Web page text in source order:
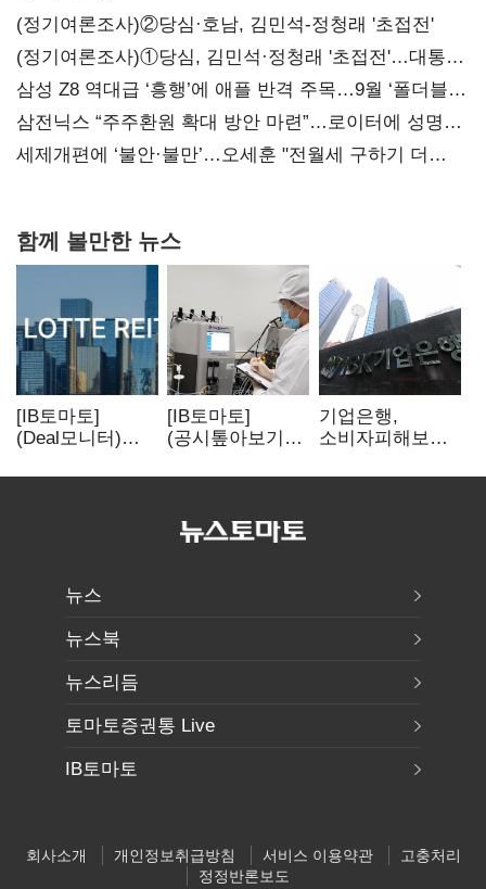
(정기여론조사)②당심·호남, 김민석-정청래 '초접전'
(정기여론조사)①당심, 김민석·정청래 '초접전'…대통령
지지도 '50% 아래로'(종합)
삼성 Z8 역대급 ‘흥행’에 애플 반격 주목…9월 ‘폴더블
대전’
삼전닉스 “주주환원 확대 방안 마련”…로이터에 성명
보내
세제개편에 ‘불안·불만’…오세훈 "전월세 구하기 더
함께 볼만한 뉴스
[IB토마토]
(Deal모니터)
발행…빠듯한
[IB토마토]
(공시톺아보기)
무엇이 '중요한
기업은행,
소비자피해보상
보이스피싱 공시
뉴스
뉴스북
뉴스리듬
토마토증권통 Live
IB토마토
회사소개 개인정보취급방침 서비스 이용약관
고충처리
정정반론보도